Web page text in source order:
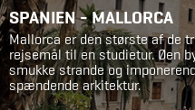
SPANIEN - MALLORCA
Mallorca er den største af de
rejsemål til en studietur. Øen
smukke strande og
spændende arkitektur.